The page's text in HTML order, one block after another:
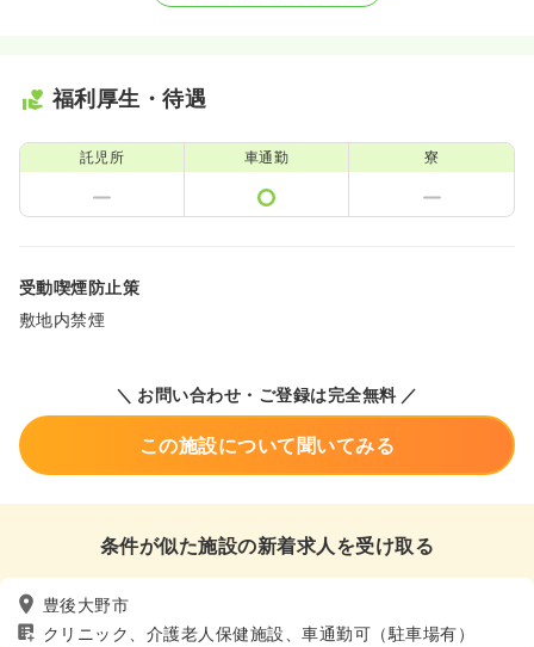
福利厚生・待遇
託児所 車通勤 寮
受動喫煙防止策
敷地内禁煙
＼ お問い合わせ・ご登録は完全無料 ／
この施設について聞いてみる
条件が似た施設の新着求人を受け取る
豊後大野市
クリニック、介護老人保健施設、車通勤可（駐車場有）